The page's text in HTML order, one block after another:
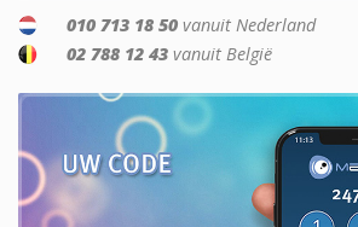
010 713 18 50 vanuit Nederland
02 788 12 43 vanuit België